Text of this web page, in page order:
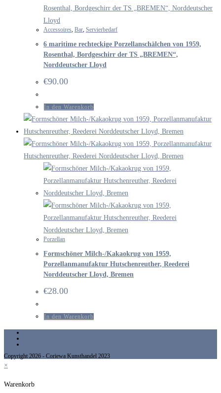
Accessoires Bar Servierbedarf
6 maritime rechteckige Porzellanschälchen von 1959,
Rosenthal, Bordgeschirr der TS „BREMEN“,
Norddeutscher Lloyd
€90.00
In den Warenkorb
Porzellan
Formschöner Milch-/Kakaokrug von 1959,
Porzellanmanufaktur Hutschenreuther, Reederei
Norddeutscher Lloyd, Bremen
€28.00
In den Warenkorb
Copyright 2026 - Coriewa Kunsthandel 2023
×
Warenkorb